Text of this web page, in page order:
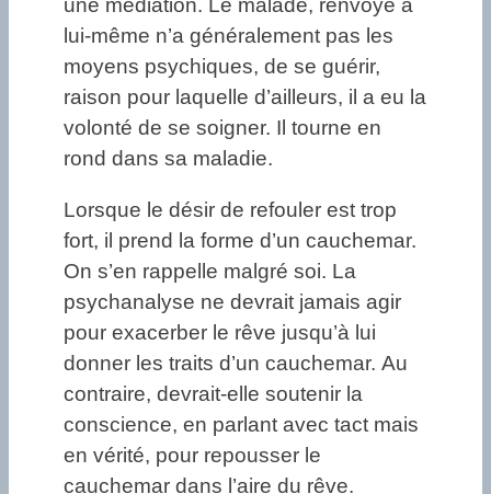
une médiation. Le malade, renvoyé à
lui-même n’a généralement pas les
moyens psychiques, de se guérir,
raison pour laquelle d’ailleurs, il a eu la
volonté de se soigner. Il tourne en
rond dans sa maladie.
Lorsque le désir de refouler est trop
fort, il prend la forme d’un cauchemar.
On s’en rappelle malgré soi. La
psychanalyse ne devrait jamais agir
pour exacerber le rêve jusqu’à lui
donner les traits d’un cauchemar. Au
contraire, devrait-elle soutenir la
conscience, en parlant avec tact mais
en vérité, pour repousser le
cauchemar dans l’aire du rêve.